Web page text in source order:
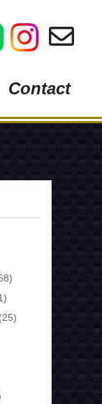
Contact
(25)